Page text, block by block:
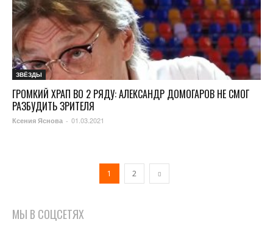
ЗВЁЗДЫ
ГРОМКИЙ ХРАП ВО 2 РЯДУ: АЛЕКСАНДР ДОМОГАРОВ НЕ СМОГ
РАЗБУДИТЬ ЗРИТЕЛЯ
Ксения Яснова - 01.03.2021
1 2
МЫ В СОЦСЕТЯХ